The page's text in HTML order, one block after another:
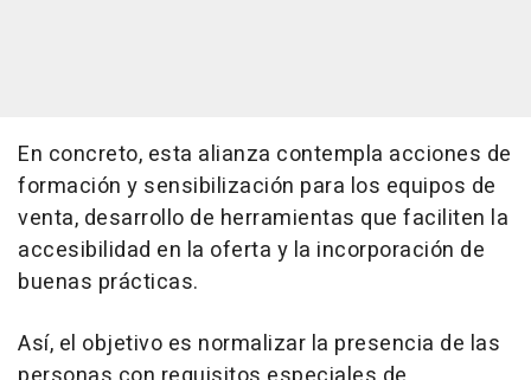
En concreto, esta alianza contempla acciones de
formación y sensibilización para los equipos de
venta, desarrollo de herramientas que faciliten la
accesibilidad en la oferta y la incorporación de
buenas prácticas.
Así, el objetivo es normalizar la presencia de las